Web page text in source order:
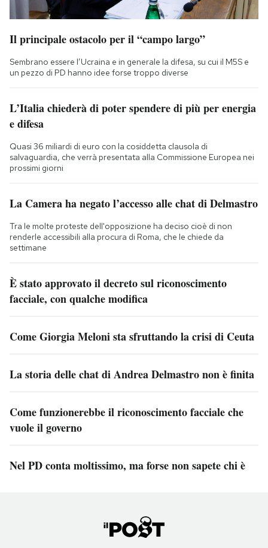
Il principale ostacolo per il “campo largo”
Sembrano essere l’Ucraina e in generale la difesa, su cui il M5S e
un pezzo di PD hanno idee forse troppo diverse
L’Italia chiederà di poter spendere di più per energia
e difesa
Quasi 36 miliardi di euro con la cosiddetta clausola di
salvaguardia, che verrà presentata alla Commissione Europea nei
prossimi giorni
La Camera ha negato l’accesso alle chat di Delmastro
Tra le molte proteste dell'opposizione ha deciso cioè di non
renderle accessibili alla procura di Roma, che le chiede da
settimane
È stato approvato il decreto sul riconoscimento
facciale, con qualche modifica
Come Giorgia Meloni sta sfruttando la crisi di Ceuta
La storia delle chat di Andrea Delmastro non è finita
Come funzionerebbe il riconoscimento facciale che
vuole il governo
Nel PD conta moltissimo, ma forse non sapete chi è